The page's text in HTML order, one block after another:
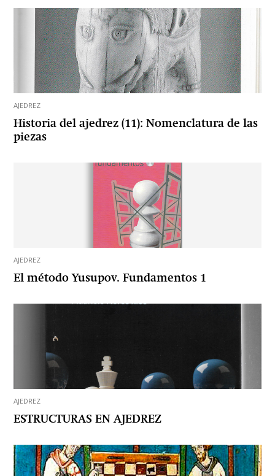
AJEDREZ
Historia del ajedrez (11): Nomenclatura de las
piezas
AJEDREZ
El método Yusupov. Fundamentos 1
AJEDREZ
ESTRUCTURAS EN AJEDREZ